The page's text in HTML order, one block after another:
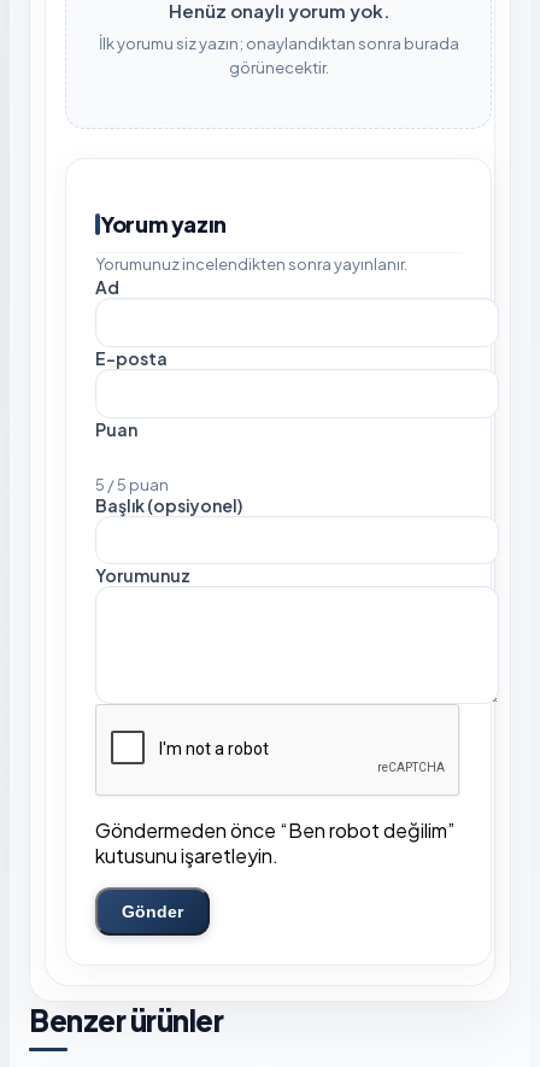
Henüz onaylı yorum yok.
İlk yorumu siz yazın; onaylandıktan sonra burada
görünecektir.
Yorum yazın
Yorumunuz incelendikten sonra yayınlanır.
Ad
E-posta
Puan
5 / 5 puan
Başlık (opsiyonel)
Yorumunuz
Göndermeden önce “Ben robot değilim”
kutusunu işaretleyin.
Gönder
Benzer ürünler